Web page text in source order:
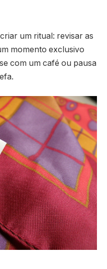
um ritual: revisar as
momento exclusivo
com um café ou pausa